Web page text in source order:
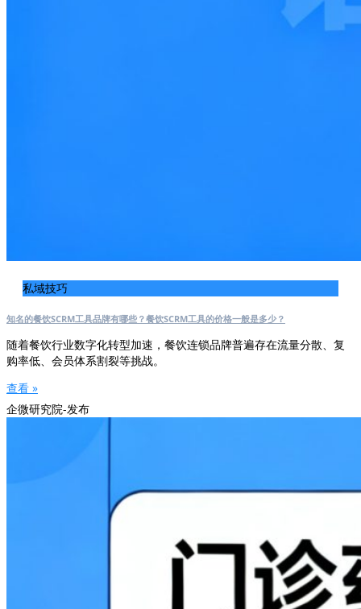
私域技巧
知名的餐饮SCRM工具品牌有哪些？餐饮SCRM工具的价格一般是多少？
随着餐饮行业数字化转型加速，餐饮连锁品牌普遍存在流量分散、复
购率低、会员体系割裂等挑战。
查看 »
企微研究院-发布